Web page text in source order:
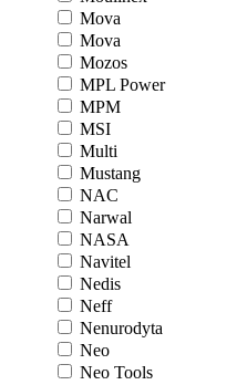
Mova
Mova
Mozos
MPL Power
MPM
MSI
Multi
Mustang
NAC
Narwal
NASA
Navitel
Nedis
Neff
Nenurodyta
Neo
Neo Tools